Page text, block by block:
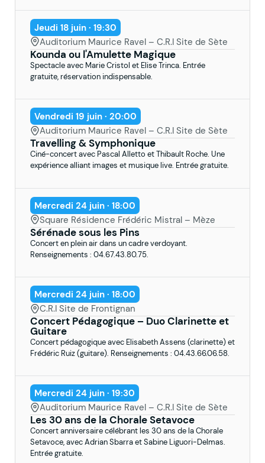
Jeudi 18 juin · 19:30
Auditorium Maurice Ravel – C.R.I Site de Sète
Kounda ou l'Amulette Magique
Spectacle avec Marie Cristol et Elise Trinca. Entrée
gratuite, réservation indispensable.
Vendredi 19 juin · 20:00
Auditorium Maurice Ravel – C.R.I Site de Sète
Travelling & Symphonique
Ciné-concert avec Pascal Alletto et Thibault Roche. Une
expérience alliant images et musique live. Entrée gratuite.
Mercredi 24 juin · 18:00
Square Résidence Frédéric Mistral – Mèze
Sérénade sous les Pins
Concert en plein air dans un cadre verdoyant.
Renseignements : 04.67.43.80.75.
Mercredi 24 juin · 18:00
C.R.I Site de Frontignan
Concert Pédagogique – Duo Clarinette et
Guitare
Concert pédagogique avec Elisabeth Assens (clarinette) et
Frédéric Ruiz (guitare). Renseignements : 04.43.66.06.58.
Mercredi 24 juin · 19:30
Auditorium Maurice Ravel – C.R.I Site de Sète
Les 30 ans de la Chorale Setavoce
Concert anniversaire célébrant les 30 ans de la Chorale
Setavoce, avec Adrian Sbarra et Sabine Liguori-Delmas.
Entrée gratuite.